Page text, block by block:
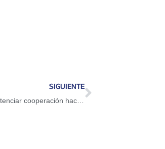
SIGUIENTE
Instalada Subcomisión de Energía Venezuela-China para potenciar cooperación hacia el 2030